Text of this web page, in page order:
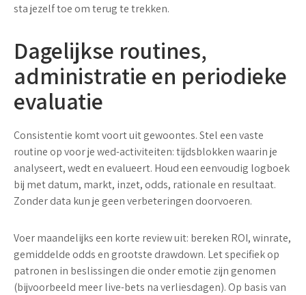
sta jezelf toe om terug te trekken.
Dagelijkse routines,
administratie en periodieke
evaluatie
Consistentie komt voort uit gewoontes. Stel een vaste
routine op voor je wed-activiteiten: tijdsblokken waarin je
analyseert, wedt en evalueert. Houd een eenvoudig logboek
bij met datum, markt, inzet, odds, rationale en resultaat.
Zonder data kun je geen verbeteringen doorvoeren.
Voer maandelijks een korte review uit: bereken ROI, winrate,
gemiddelde odds en grootste drawdown. Let specifiek op
patronen in beslissingen die onder emotie zijn genomen
(bijvoorbeeld meer live-bets na verliesdagen). Op basis van